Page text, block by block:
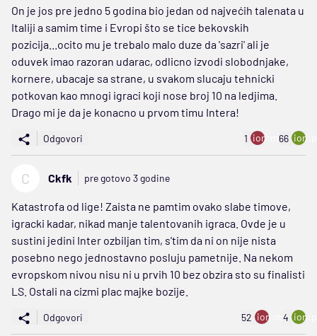
On je jos pre jedno 5 godina bio jedan od najvećih talenata u
Italiji a samim time i Evropi što se tice bekovskih
pozicija...ocito mu je trebalo malo duze da 'sazri' ali je
oduvek imao razoran udarac, odlicno izvodi slobodnjake,
kornere, ubacaje sa strane, u svakom slucaju tehnicki
potkovan kao mnogi igraci koji nose broj 10 na ledjima.
Drago mi je da je konacno u prvom timu Intera!
Odgovori 1 ion:minus
66
C Ckfk pre gotovo 3 godine
Katastrofa od lige! Zaista ne pamtim ovako slabe timove,
igracki kadar, nikad manje talentovanih igraca. Ovde je u
sustini jedini Inter ozbiljan tim, s'tim da ni on nije nista
posebno nego jednostavno posluju pametnije. Na nekom
evropskom nivou nisu ni u prvih 10 bez obzira sto su finalisti
LS. Ostali na cizmi plac majke bozije.
Odgovori 52 ion:minus
4